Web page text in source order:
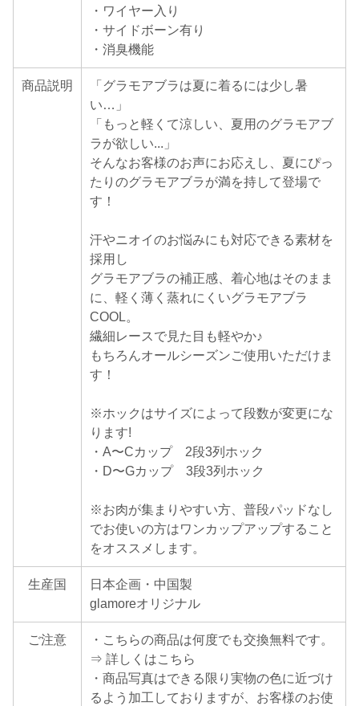
・ワイヤー入り
・サイドボーン有り
・消臭機能
商品説明
「グラモアブラは夏に着るには少し暑
い…」
「もっと軽くて涼しい、夏用のグラモアブ
ラが欲しい...」
そんなお客様のお声にお応えし、夏にぴっ
たりのグラモアブラが満を持して登場で
す！
汗やニオイのお悩みにも対応できる素材を
採用し
グラモアブラの補正感、着心地はそのまま
に、軽く薄く蒸れにくいグラモアブラ
COOL。
繊細レースで見た目も軽やか♪
もちろんオールシーズンご使用いただけま
す！
※ホックはサイズによって段数が変更にな
ります!
・A〜Cカップ 2段3列ホック
・D〜Gカップ 3段3列ホック
※お肉が集まりやすい方、普段パッドなし
でお使いの方はワンカップアップすること
をオススメします。
生産国
日本企画・中国製
glamoreオリジナル
ご注意
・こちらの商品は何度でも交換無料です。
⇒ 詳しくはこちら
・商品写真はできる限り実物の色に近づけ
るよう加工しておりますが、お客様のお使